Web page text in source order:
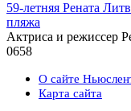
59-летняя Рената
пляжа
Актриса и режиссер
0658
О сайте
Карта сайта